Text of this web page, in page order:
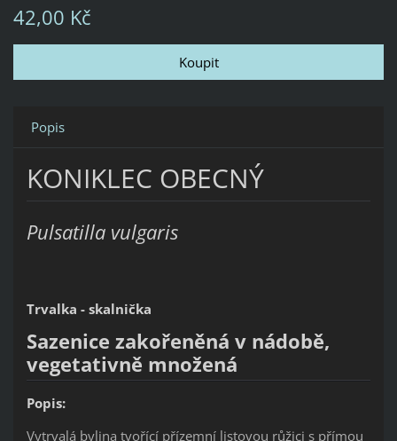
42,00 Kč
Popis
KONIKLEC OBECNÝ
Pulsatilla vulgaris
Trvalka - skalnička
Sazenice zakořeněná v nádobě,
vegetativně množená
Popis:
Vytrvalá bylina tvořící přízemní listovou růžici s přímou